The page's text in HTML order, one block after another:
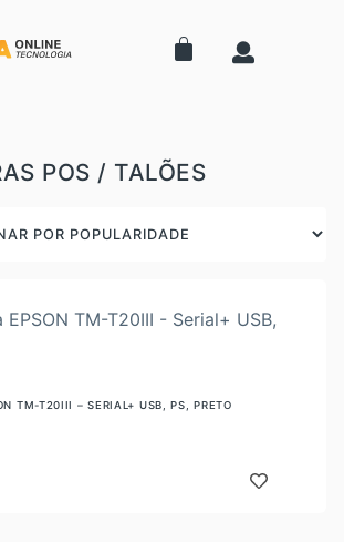
POS / TALÕES
TM-T20III – SERIAL+ USB, PS, PRETO